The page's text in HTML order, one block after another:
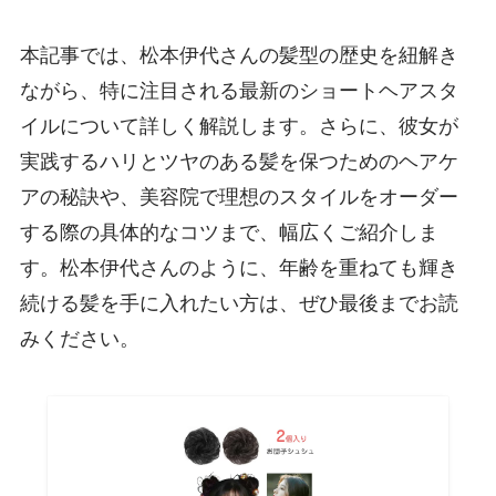
本記事では、松本伊代さんの髪型の歴史を紐解き
ながら、特に注目される最新のショートヘアスタ
イルについて詳しく解説します。さらに、彼女が
実践するハリとツヤのある髪を保つためのヘアケ
アの秘訣や、美容院で理想のスタイルをオーダー
する際の具体的なコツまで、幅広くご紹介しま
す。松本伊代さんのように、年齢を重ねても輝き
続ける髪を手に入れたい方は、ぜひ最後までお読
みください。